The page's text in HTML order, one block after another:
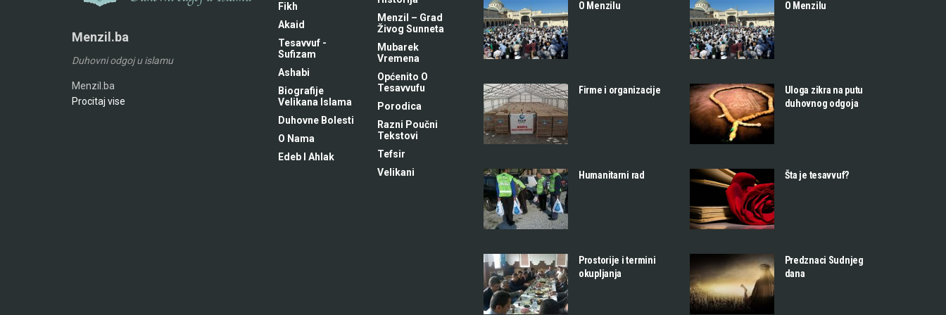
Menzil.ba
Duhovni odgoj u islamu
Menzil.ba
Procitaj vise
Fikh
Akaid
Tesavvuf -
Sufizam
Ashabi
Biografije
Velikana Islama
Duhovne Bolesti
O Nama
Edeb I Ahlak
Menzil – Grad
Živog Sunneta
Mubarek
Vremena
Općenito O
Tesavvufu
Porodica
Razni Poučni
Tekstovi
Tefsir
Velikani
O Menzilu
Firme i organizacije
Humanitarni rad
Prostorije i termini
okupljanja
O Menzilu
Uloga zikra na putu
duhovnog odgoja
Šta je tesavvuf?
Predznaci Sudnjeg
dana